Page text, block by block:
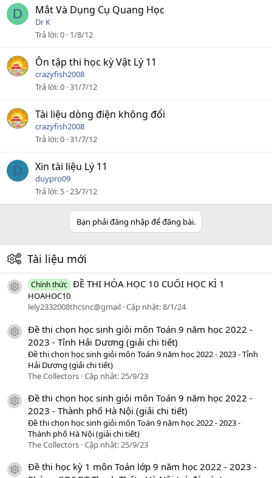
D Mắt Và Dụng Cụ Quang Học
Dr K
Trả lời 0 1/8/12
Ôn tập thi học kỳ Vật Lý 11
crazyfish2008
Trả lời 0 31/7/12
Tài liệu dòng điện không đổi
crazyfish2008
Trả lời 0 31/7/12
D Xin tài liệu Lý 11
duypro09
Trả lời 5 23/7/12
Bạn phải đăng nhập để đăng bài.
Tài liệu mới
icon tài liệu
Chính thức ĐỀ THI HÓA HỌC 10 CUỐI HỌC KÌ 1
HOAHOC10
lely2332008thcsnc@gmail Cập nhật:8/1/24
icon tài liệu
Đề thi chọn học sinh giỏi môn Toán 9 năm học 2022 -
2023 - Tỉnh Hải Dương (giải chi tiết)
Đề thi chọn học sinh giỏi môn Toán 9 năm học 2022 - 2023 - Tỉnh
Hải Dương (giải chi tiết)
The Collectors Cập nhật:25/9/23
icon tài liệu
Đề thi chọn học sinh giỏi môn Toán 9 năm học 2022 -
2023 - Thành phố Hà Nội (giải chi tiết)
Đề thi chọn học sinh giỏi môn Toán 9 năm học 2022 - 2023 -
Thành phố Hà Nội (giải chi tiết)
The Collectors Cập nhật:25/9/23
icon tài liệu
Đề thi học kỳ 1 môn Toán lớp 9 năm học 2022 - 2023 -